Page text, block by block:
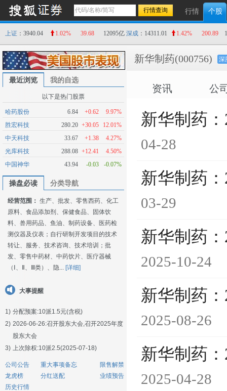
行情 个股
上证 ：3940.04 1.02% 39.68 12095亿 深成 ：14311.01 1.42% 200.89
最近浏览 我的自选
以下是热门股票
哈药股份 6.84 +0.62
9.97%
胜宏科技
280.20 +30.05
12.01%
中天科技
33.67 +1.38
4.27%
光库科技
288.08 +12.41
4.50%
中国神华
43.94 -0.03 -0.07%
操盘必读 分类导航
经营范围： 生产、批发、零售西药、化工
原料、食品添加剂、保健食品、固体饮
料、兽用药品、鱼油、制药设备、医药检
测仪器及仪表；自行研制开发项目的技术
转让、服务、技术咨询、技术培训；批
发、零售中药材、中药饮片、医疗器械
（Ⅰ、Ⅱ、Ⅲ类）、隐... [详细]
大事提醒
1) 分配预案:10派1.5元(含税)
2) 2026-06-26:召开股东大会,召开2025年度
股东大会
3) 上次除权:10派2.5(2025-07-18)
公司公告 重大事项备忘
限售解禁
龙虎榜
分红送配
业绩预告
历史行情
新华制药(000756) 深
资讯 公
新华制药
04-28
新华制药
03-29
新华制药
2025-10-24
新华制药
2025-08-26
新华制药
2025-04-28